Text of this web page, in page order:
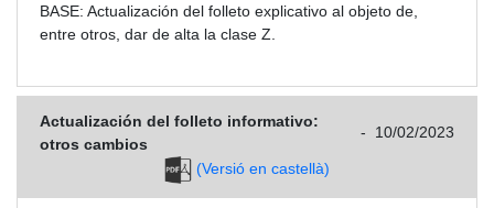
BASE: Actualización del folleto explicativo al objeto de,
entre otros, dar de alta la clase Z.
Actualización del folleto informativo:
otros cambios
- 10/02/2023
(Versió en castellà)